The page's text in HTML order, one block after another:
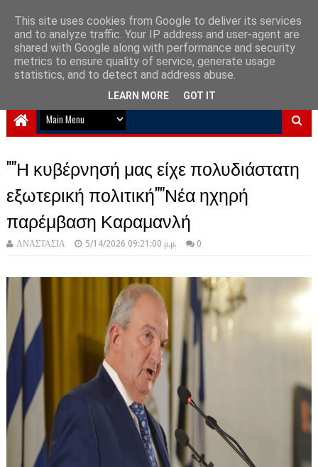
NewPlanet09
Ειδήσεις νέα από την Ελλάδα και τον κόσμο
""Η κυβέρνησή μας είχε πολυδιάστατη
εξωτερική πολιτική""Νέα ηχηρή
παρέμβαση Καραμανλή
ΑΝΑΣΤΑΣΙΑ 5/14/2026 09:21:00 μ.μ. 0
This site uses cookies from Google to deliver its services
and to analyze traffic. Your IP address and user-agent are
shared with Google along with performance and security
metrics to ensure quality of service, generate usage
statistics, and to detect and address abuse.
LEARN MORE GOT IT